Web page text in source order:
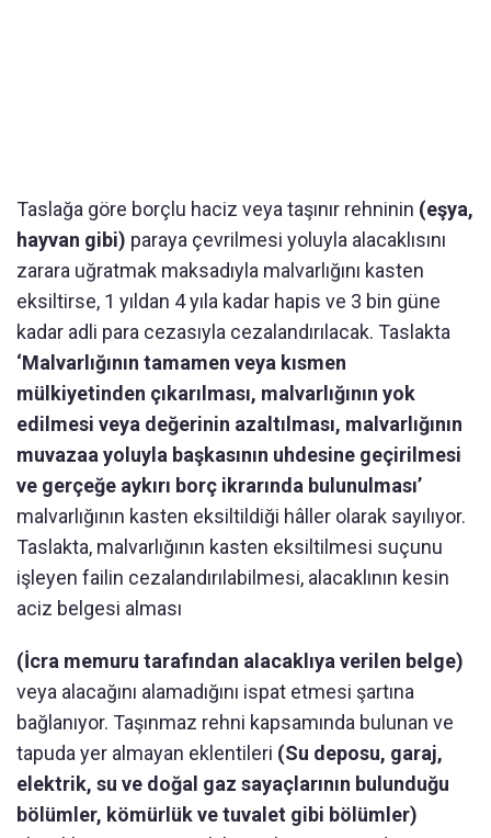
Taslağa göre borçlu haciz veya taşınır rehninin (eşya,
hayvan gibi) paraya çevrilmesi yoluyla alacaklısını
zarara uğratmak maksadıyla malvarlığını kasten
eksiltirse, 1 yıldan 4 yıla kadar hapis ve 3 bin güne
kadar adli para cezasıyla cezalandırılacak. Taslakta
‘Malvarlığının tamamen veya kısmen
mülkiyetinden çıkarılması, malvarlığının yok
edilmesi veya değerinin azaltılması, malvarlığının
muvazaa yoluyla başkasının uhdesine geçirilmesi
ve gerçeğe aykırı borç ikrarında bulunulması’
malvarlığının kasten eksiltildiği hâller olarak sayılıyor.
Taslakta, malvarlığının kasten eksiltilmesi suçunu
işleyen failin cezalandırılabilmesi, alacaklının kesin
aciz belgesi alması
(İcra memuru tarafından alacaklıya verilen belge)
veya alacağını alamadığını ispat etmesi şartına
bağlanıyor. Taşınmaz rehni kapsamında bulunan ve
tapuda yer almayan eklentileri (Su deposu, garaj,
elektrik, su ve doğal gaz sayaçlarının bulunduğu
bölümler, kömürlük ve tuvalet gibi bölümler)